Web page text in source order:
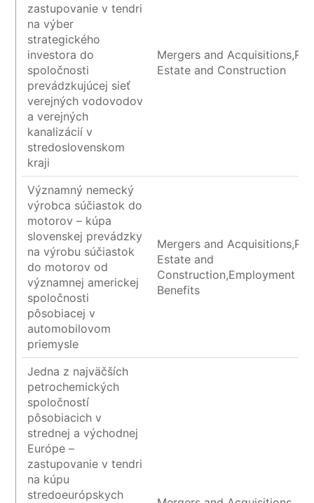
zastupovanie v tendri
na výber
strategického
investora do
spoločnosti
prevádzkujúcej sieť
verejných vodovodov
a verejných
kanalizácií v
stredoslovenskom
kraji
Mergers and
Estate and Construction
Významný nemecký
výrobca súčiastok do
motorov – kúpa
slovenskej prevádzky
na výrobu súčiastok
do motorov od
významnej americkej
spoločnosti
pôsobiacej v
automobilovom
priemysle
Mergers and
Estate and
Construction,Employment
Benefits
Jedna z najväčších
petrochemických
spoločností
pôsobiacich v
strednej a východnej
Európe –
zastupovanie v tendri
na kúpu
stredoeurópskych